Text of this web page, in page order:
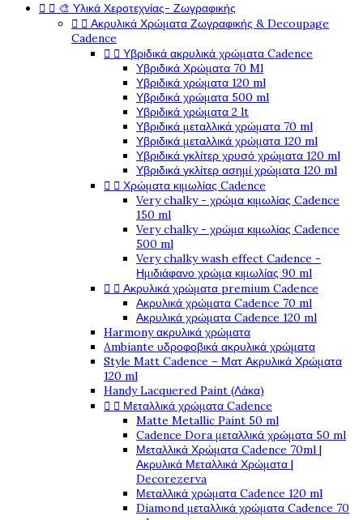
  🎨 Υλικά Χεροτεχνίας- Ζωγραφικής
  Ακρυλικά Χρώματα Ζωγραφικής & Decoupage
Cadence
  Υβριδικά ακρυλικά χρώματα Cadence
Υβριδικά Χρώματα 70 Ml
Υβριδικά χρώματα 120 ml
Υβριδικά χρώματα 500 ml
Υβριδικά χρώματα 2 lt
Υβριδικά μεταλλικά χρώματα 70 ml
Υβριδικά μεταλλικά χρώματα 120 ml
Υβριδικά γκλίτερ χρυσό χρώματα 120 ml
Υβριδικά γκλίτερ ασημί χρώματα 120 ml
  Χρώματα κιμωλίας Cadence
Very chalky - χρώμα κιμωλίας Cadence
150 ml
Very chalky - χρώμα κιμωλίας Cadence
500 ml
Very chalky wash effect Cadence -
Ημιδιάφανο χρώμα κιμωλίας 90 ml
  Ακρυλικά χρώματα premium Cadence
Ακρυλικά χρώματα Cadence 70 ml
Ακρυλικά χρώματα Cadence 120 ml
Harmony ακρυλικά χρώματα
Ambiante υδροφοβικά ακρυλικά χρώματα
Style Matt Cadence – Ματ Ακρυλικά Χρώματα
120 ml
Handy Lacquered Paint (Λάκα)
  Μεταλλικά χρώματα Cadence
Matte Metallic Paint 50 ml
Cadence Dora μεταλλικά χρώματα 50 ml
Μεταλλικά Χρώματα Cadence 70ml |
Ακρυλικά Μεταλλικά Χρώματα |
Decorezerva
Μεταλλικά χρώματα Cadence 120 ml
Diamond μεταλλικά χρώματα Cadence 70